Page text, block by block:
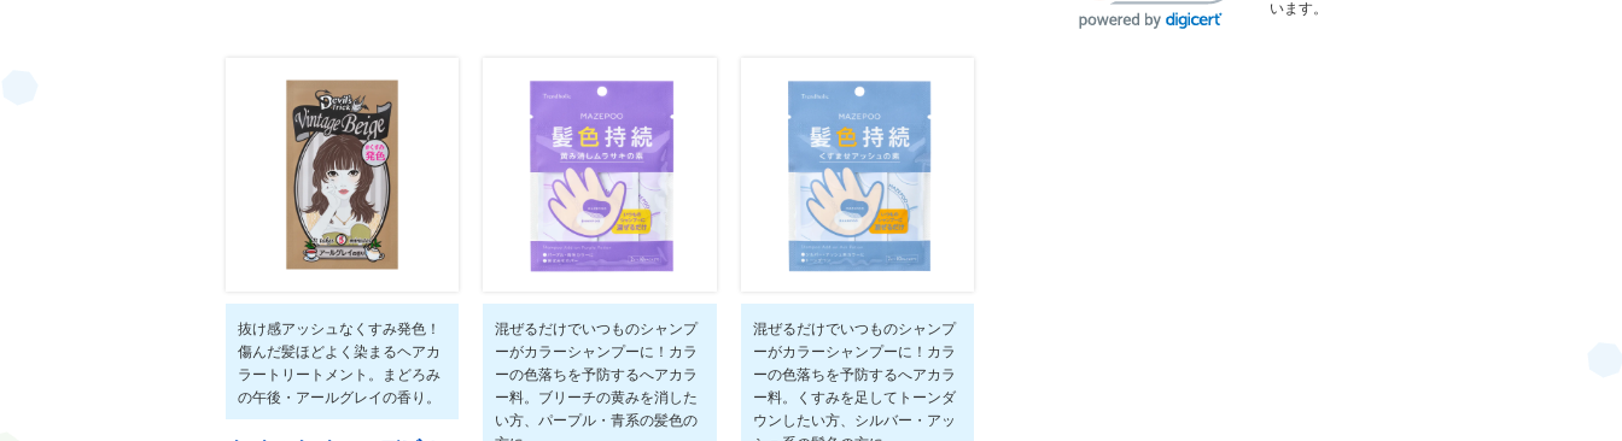
抜け感アッシュなくすみ発色！
傷んだ髪ほどよく染まるヘアカ
ラートリートメント。まどろみ
の午後・アールグレイの香り。
混ぜるだけでいつものシャンプ
ーがカラーシャンプーに！カラ
ーの色落ちを予防するへアカラ
ー料。ブリーチの黄みを消した
い方、パープル・青系の髪色の
混ぜるだけでいつものシャンプ
ーがカラーシャンプーに！カラ
ーの色落ちを予防するへアカラ
ー料。くすみを足してトーンダ
ウンしたい方、シルバー・アッ
います。